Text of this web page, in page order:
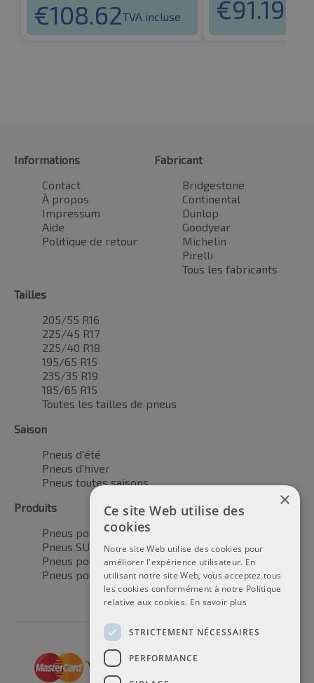
€108.62TVA incluse €91.19TVA
Informations
Contact
À propos
Impressum
Aide
Politique de retour
Fabricant
Bridgestone
Continental
Dunlop
Goodyear
Michelin
Pirelli
Tous les fabricants
Tailles
205/55 R16
225/45 R17
225/40 R18
195/65 R15
235/35 R19
185/65 R15
Toutes les tailles de pneus
Saison
Pneus d'été
Pneus d'hiver
Pneus toutes saisons
Produits
Pneus pour voitures
Pneus SUV / 4x4
Pneus pour camionnettes
Pneus pour motos
×
Ce site Web utilise des
cookies
Notre site Web utilise des cookies pour
améliorer l'expérience utilisateur. En
utilisant notre site Web, vous acceptez tous
les cookies conformément à notre Politique
relative aux cookies. En savoir plus
STRICTEMENT NÉCESSAIRES
PERFORMANCE